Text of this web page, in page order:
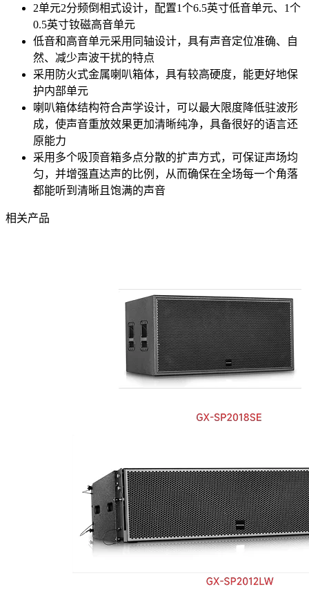
2单元2分频倒相式设计，配置1个6.5英寸低音单元、1个
0.5英寸钕磁高音单元
低音和高音单元采用同轴设计，具有声音定位准确、自
然、减少声波干扰的特点
采用防火式金属喇叭箱体，具有较高硬度，能更好地保
护内部单元
喇叭箱体结构符合声学设计，可以最大限度降低驻波形
成，使声音重放效果更加清晰纯净，具备很好的语言还
原能力
采用多个吸顶音箱多点分散的扩声方式，可保证声场均
匀，并增强直达声的比例，从而确保在全场每一个角落
都能听到清晰且饱满的声音
相关产品